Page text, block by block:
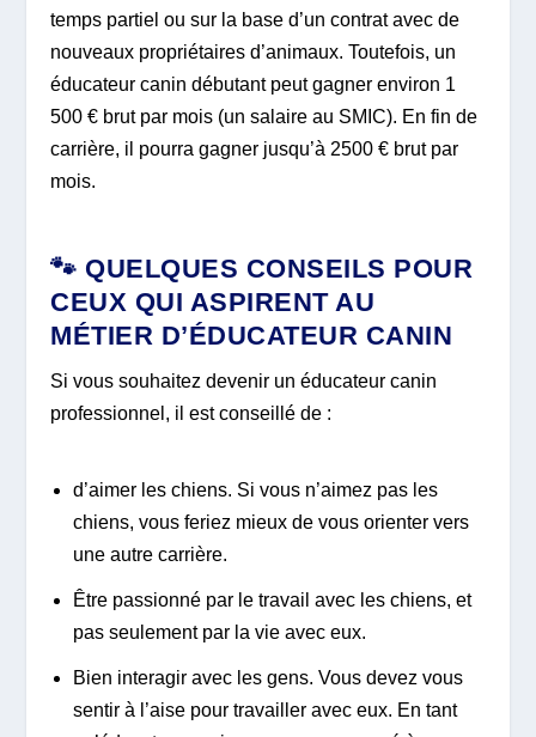
temps partiel ou sur la base d’un contrat avec de
nouveaux propriétaires d’animaux. Toutefois, un
éducateur canin débutant peut gagner environ 1
500 € brut par mois (un salaire au SMIC). En fin de
carrière, il pourra gagner jusqu’à 2500 € brut par
mois.
🐾 QUELQUES CONSEILS POUR
CEUX QUI ASPIRENT AU
MÉTIER D’ÉDUCATEUR CANIN
Si vous souhaitez devenir un éducateur canin
professionnel, il est conseillé de :
d’aimer les chiens. Si vous n’aimez pas les
chiens, vous feriez mieux de vous orienter vers
une autre carrière.
Être passionné par le travail avec les chiens, et
pas seulement par la vie avec eux.
Bien interagir avec les gens. Vous devez vous
sentir à l’aise pour travailler avec eux. En tant